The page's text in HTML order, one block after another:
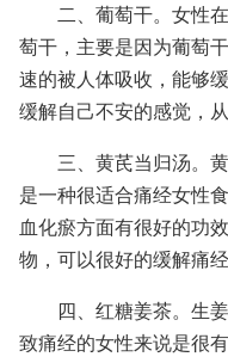
二、葡萄干。女性
萄干，主要是因为葡萄
速的被人体吸收，能够
缓解自己不安的感觉，
三、黄芪当归汤。
是一种很适合痛经女性
血化瘀方面有很好的功
物，可以很好的缓解痛经
四、红糖姜茶。生
致痛经的女性来说是很